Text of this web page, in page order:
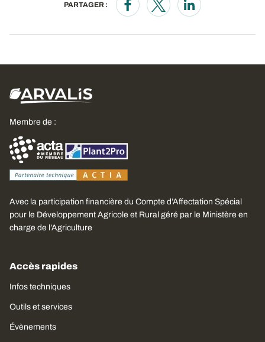
PARTAGER :
Opens in a new window
Opens in a new window
Opens in a new
Membre de :
Avec la participation financière du Compte d’Affectation Spécial
pour le Développement Agricole et Rural géré par le Ministère en
charge de l’Agriculture
Accès rapides
Infos techniques
Outils et services
Évènements